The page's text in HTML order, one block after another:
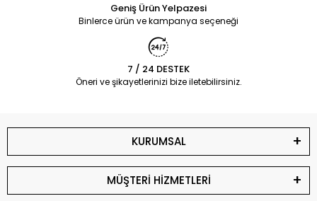
Geniş Ürün Yelpazesi
Binlerce ürün ve kampanya seçeneği
7 / 24 DESTEK
Öneri ve şikayetlerinizi bize iletebilirsiniz.
KURUMSAL
MÜŞTERİ HİZMETLERİ